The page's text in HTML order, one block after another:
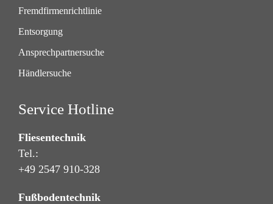
Fremdfirmenrichtlinie
Entsorgung
Ansprechpartnersuche
Händlersuche
Service Hotline
Fliesentechnik
Tel.:
+49 2547 910-328
Fußbodentechnik